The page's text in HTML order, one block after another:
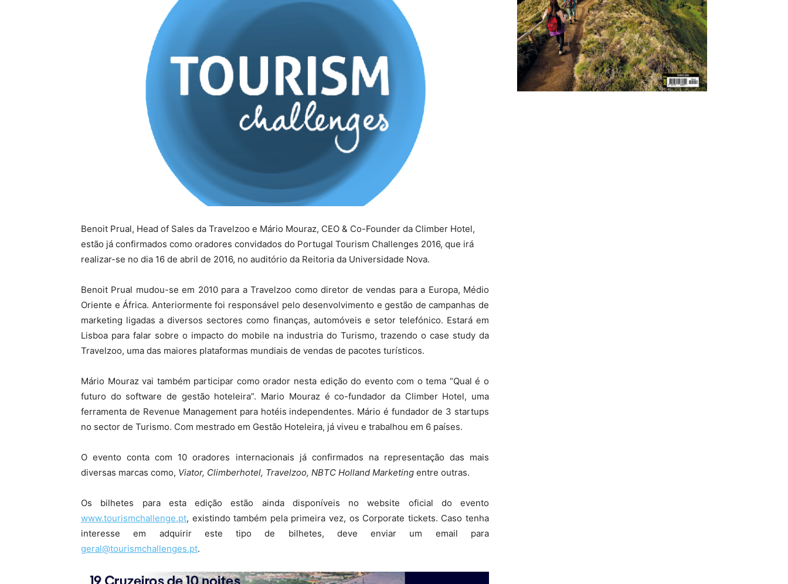
Benoit Prual, Head of Sales da Travelzoo e Mário Mouraz, CEO & Co-Founder da Climber Hotel,
estão já confirmados como oradores convidados do Portugal Tourism Challenges 2016, que irá
realizar-se no dia 16 de abril de 2016, no auditório da Reitoria da Universidade Nova.
Benoit Prual mudou-se em 2010 para a Travelzoo como diretor de vendas para a Europa, Médio
Oriente e África. Anteriormente foi responsável pelo desenvolvimento e gestão de campanhas de
marketing ligadas a diversos sectores como finanças, automóveis e setor telefónico. Estará em
Lisboa para falar sobre o impacto do mobile na industria do Turismo, trazendo o case study da
Travelzoo, uma das maiores plataformas mundiais de vendas de pacotes turísticos.
Mário Mouraz vai também participar como orador nesta edição do evento com o tema “Qual é o
futuro do software de gestão hoteleira”. Mario Mouraz é co-fundador da Climber Hotel, uma
ferramenta de Revenue Management para hotéis independentes. Mário é fundador de 3 startups
no sector de Turismo. Com mestrado em Gestão Hoteleira, já viveu e trabalhou em 6 países.
O evento conta com 10 oradores internacionais já confirmados na representação das mais
diversas marcas como, Viator, Climberhotel, Travelzoo, NBTC Holland Marketing entre outras.
Os bilhetes para esta edição estão ainda disponíveis no website oficial do evento
www.tourismchallenge.pt, existindo também pela primeira vez, os Corporate tickets. Caso tenha
interesse em adquirir este tipo de bilhetes, deve enviar um email para
geral@tourismchallenges.pt.